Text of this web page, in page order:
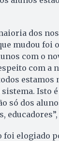
dos
mudou foi
com o
com a
estamos
Isto
só dos
educadores”,
foi elogiado